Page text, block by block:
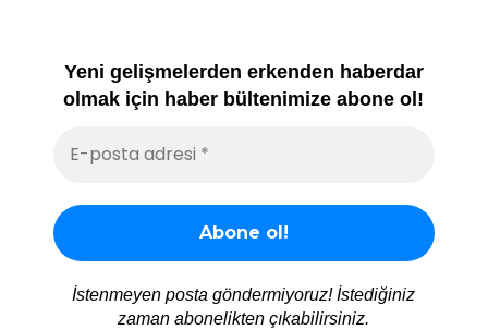
Yeni gelişmelerden erkenden haberdar
olmak için haber bültenimize abone ol!
İstenmeyen posta göndermiyoruz! İstediğiniz
zaman abonelikten çıkabilirsiniz.